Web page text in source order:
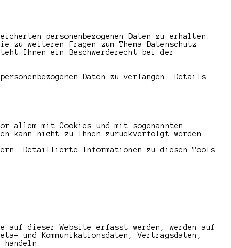
personenbezogenen Daten zu erhalten.
weiteren Fragen zum Thema Datenschutz
Ihnen ein Beschwerderecht bei der
Daten zu verlangen. Details
allem mit Cookies und mit sogenannten
kann nicht zu Ihnen zurückverfolgt werden.
Detaillierte Informationen zu diesen Tools
auf dieser Website erfasst werden, werden auf
und Kommunikationsdaten, Vertragsdaten,